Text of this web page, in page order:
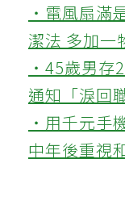
‧電風扇滿
潔法 多加一
‧45歲男存
通知「淚回
‧用千元手
中年後重視